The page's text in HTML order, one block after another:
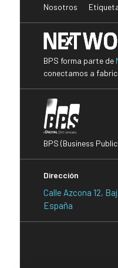
Nosotros
BPS forma parte de
conectamos a
BPS (Business
Dirección
Calle Azcona 12,
España